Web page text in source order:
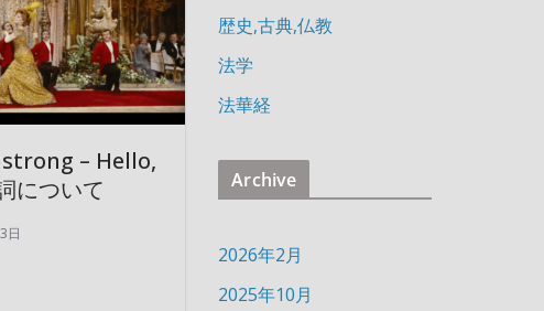
– Hello,
について
日
歴史,古典,仏教
法学
法華経
Archive
2026年2月
2025年10月